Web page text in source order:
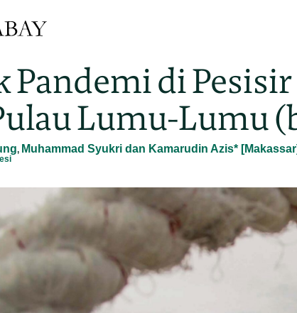
Pandemi di
Lumu-Lumu
, Muhammad Syukri dan Kamarudin Azis*